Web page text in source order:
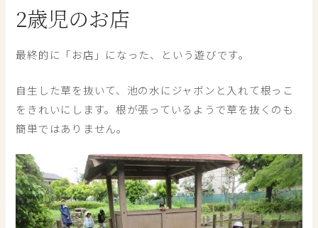
2歳児のお店
最終的に「お店」になった、という遊びです。
自生した草を抜いて、池の水にジャボンと入れて根っこ
をきれいにします。根が張っているようで草を抜くのも
簡単ではありません。